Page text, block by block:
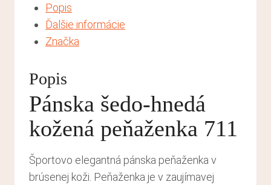
Popis
Ďalšie informácie
Značka
Popis
Pánska šedo-hnedá
kožená peňaženka 711
Športovo elegantná pánska peňaženka v
brúsenej koži. Peňaženka je v zaujímavej